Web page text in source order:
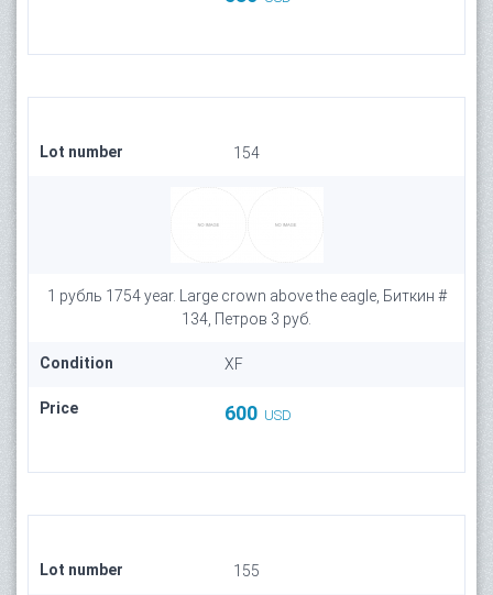
Lot number 154
1 рубль 1754 year. Large crown above the eagle, Биткин #
134, Петров 3 руб.
Condition XF
Price 600 USD
Lot number 155